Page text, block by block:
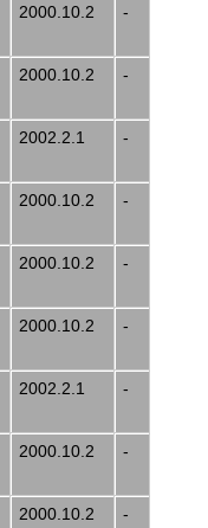
2000.10.2 -
2000.10.2 -
2002.2.1 -
2000.10.2 -
2000.10.2 -
2000.10.2 -
2002.2.1 -
2000.10.2 -
2000.10.2 -